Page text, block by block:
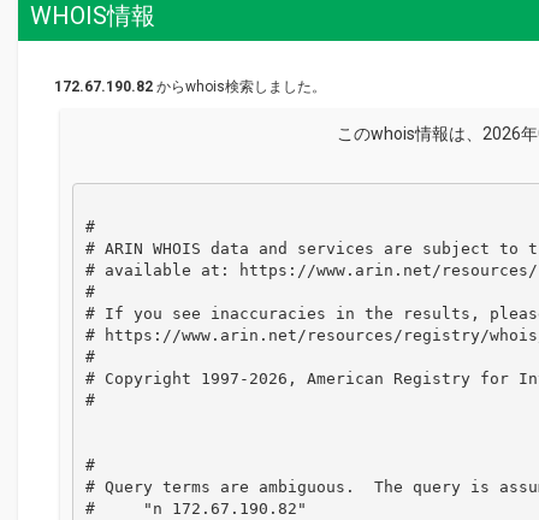
WHOIS情報
172.67.190.82 からwhois検索しました。
このwhois情報は、2026
#
# ARIN WHOIS data and services are subject to
# available at: https://www.arin.net/
#
# If you see inaccuracies in the results,
# https://www.arin.net/resources/registry/
#
# Copyright 1997-2026, American Registry for
#
#
# Query terms are ambiguous.  The query is
#     "n 172.67.190.82"